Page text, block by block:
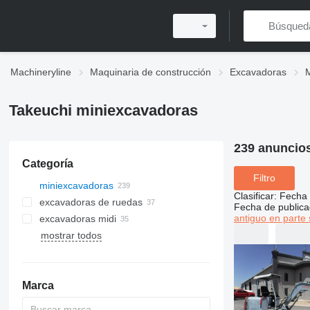
Machineryline Maquinaria de construcción Excavadoras
Takeuchi miniexcavadoras
Categoría
miniexcavadoras
excavadoras de ruedas
excavadoras midi
mostrar todos
Marca
239
Filtro
Clasificar: Fecha
Fecha de
antiguo en parte